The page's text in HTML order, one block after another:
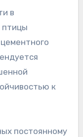
в
птицы
к
постоянному